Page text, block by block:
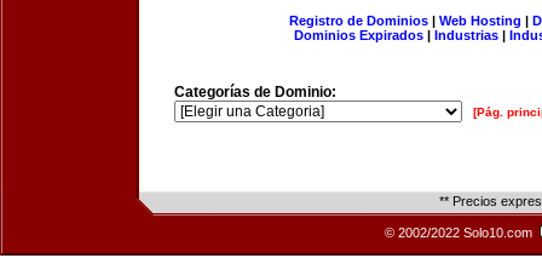
Registro de Dominios| Web Hosting |
Dominios Expirados | Industrias |
Categorías de Dominio:
[Pág.
** Precios
© 2002/2022 Solo10.com